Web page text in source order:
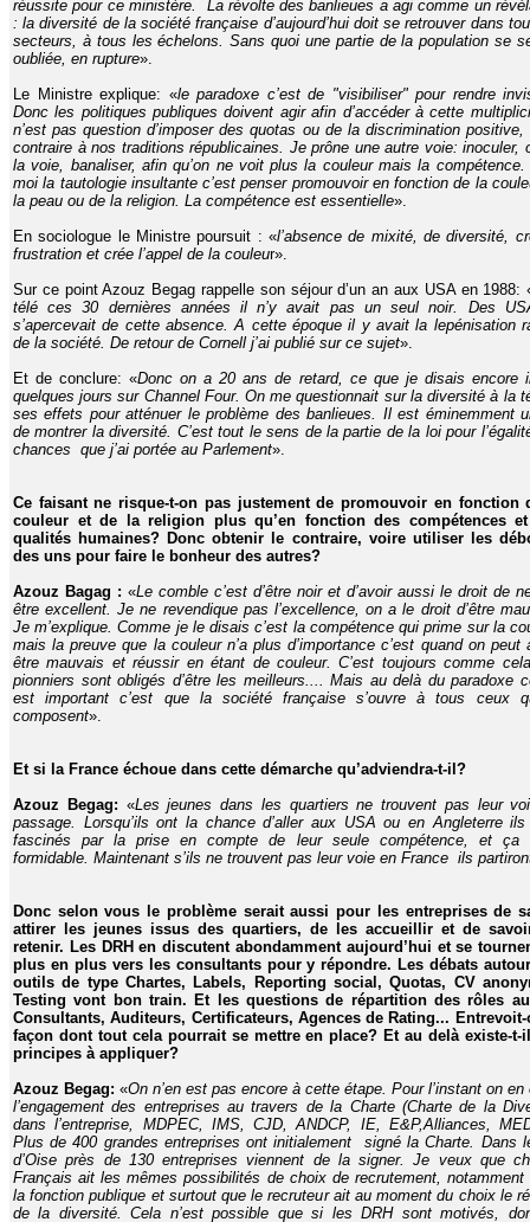
réussite pour ce ministère. La révolte des banlieues a agi comme un
: la diversité de la société française d’aujourd’hui doit se retrouver dans
secteurs, à tous les échelons. Sans quoi une partie de la population se
oubliée, en rupture».
Le Ministre explique: «le paradoxe c’est de "visibiliser" pour rendre
Donc les politiques publiques doivent agir afin d’accéder à cette
n’est pas question d’imposer des quotas ou de la discrimination positive,
contraire à nos traditions républicaines. Je prône une autre voie: inoculer,
la voie, banaliser, afin qu’on ne voit plus la couleur mais la compétence.
moi la tautologie insultante c’est penser promouvoir en fonction de la
la peau ou de la religion. La compétence est essentielle».
En sociologue le Ministre poursuit : «l’absence de mixité, de diversité,
frustration et crée l’appel de la couleur».
Sur ce point Azouz Begag rappelle son séjour d’un an aux USA en 1988:
télé ces 30 dernières années il n’y avait pas un seul noir. Des
s’apercevait de cette absence. A cette époque il y avait la lepénisation
de la société. De retour de Cornell j’ai publié sur ce sujet».
Et de conclure: «Donc on a 20 ans de retard, ce que je disais encore
quelques jours sur Channel Four. On me questionnait sur la diversité à la
ses effets pour atténuer le problème des banlieues. Il est éminemment
de montrer la diversité. C’est tout le sens de la partie de la loi pour
chances que j’ai portée au Parlement».
Ce faisant ne risque-t-on pas justement de promouvoir en fonction
couleur et de la religion plus qu’en fonction des compétences
qualités humaines? Donc obtenir le contraire, voire utiliser les
des uns pour faire le bonheur des autres?
Azouz Bagag : «Le comble c’est d’être noir et d’avoir aussi le droit de
être excellent. Je ne revendique pas l’excellence, on a le droit d’être
Je m’explique. Comme je le disais c’est la compétence qui prime sur la
mais la preuve que la couleur n’a plus d’importance c’est quand on peut
être mauvais et réussir en étant de couleur. C’est toujours comme
pionniers sont obligés d’être les meilleurs.... Mais au delà du paradoxe
est important c’est que la société française s’ouvre à tous ceux
composent».
Et si la France échoue dans cette démarche qu’adviendra-t-il?
Azouz Begag: «Les jeunes dans les quartiers ne trouvent pas leur
passage. Lorsqu’ils ont la chance d’aller aux USA ou en Angleterre
fascinés par la prise en compte de leur seule compétence, et ça
formidable. Maintenant s’ils ne trouvent pas leur voie en France ils
Donc selon vous le problème serait aussi pour les entreprises de
attirer les jeunes issus des quartiers, de les accueillir et de
retenir. Les DRH en discutent abondamment aujourd’hui et se
plus en plus vers les consultants pour y répondre. Les débats
outils de type Chartes, Labels, Reporting social, Quotas, CV
Testing vont bon train. Et les questions de répartition des rôles
Consultants, Auditeurs, Certificateurs, Agences de Rating...
façon dont tout cela pourrait se mettre en place? Et au delà existe-t-
principes à appliquer?
Azouz Begag: «On n’en est pas encore à cette étape. Pour l’instant on en
l’engagement des entreprises au travers de la Charte (Charte de la
dans l’entreprise, MDPEC, IMS, CJD, ANDCP, IE, E&P,Alliances,
Plus de 400 grandes entreprises ont initialement signé la Charte. Dans
d’Oise près de 130 entreprises viennent de la signer. Je veux que
Français ait les mêmes possibilités de choix de recrutement, notamment
la fonction publique et surtout que le recruteur ait au moment du choix le
de la diversité. Cela n’est possible que si les DRH sont motivés,